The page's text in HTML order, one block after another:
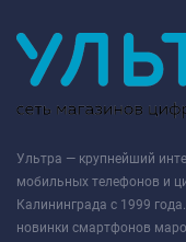
Ультра — крупнейший
мобильных телефонов и
Калининграда с 1999
новинки смартфонов